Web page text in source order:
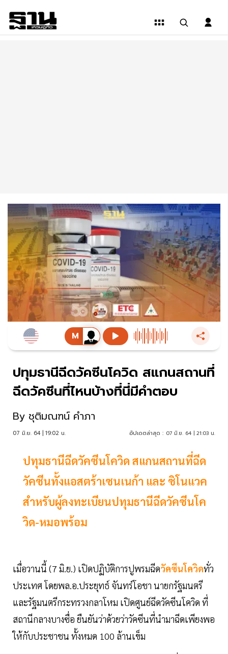
ปทุมธานีฉีดวัคซีนโควิด สแกนสถานที่
ฉีดวัคซีนที่ไหนบ้างที่นี่มีคำตอบ
By ชุติมณฑน์ คำภา
07 มิ.ย. 64 | 19:02 น. อัปเดตล่าสุด : 07 มิ.ย. 64 | 21:03 น.
ปทุมธานีฉีดวัคซีนโควิด สแกนสถานที่ฉีด
วัคซีนทั้งแอสตร้าเซนเนก้า และ ซิโนแวค
สำหรับผู้ลงทะเบียนปทุมธานีฉีดวัคซีนโค
วิด-หมอพร้อม
เมื่อวานนี้ (7 มิ.ย.) เปิดปฏิบัติการปูพรมฉีดวัคซีนโควิดทั่ว
ประเทศ โดยพล.อ.ประยุทธ์ จันทร์โอชา นายกรัฐมนตรี
และรัฐมนตรีกระทรวงกลาโหม เปิดศูนย์ฉีดวัคซีนโควิด ที่
สถานีกลางบางซื่อ ยืนยันว่าด้วยว่าวัคซีนที่นำมาฉีดเพียงพอ
ให้กับประชาชน ทั้งหมด 100 ล้านเข็ม